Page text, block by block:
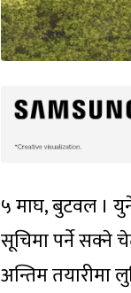
५ माघ, बुटवल ।
सूचिमा पर्ने सक्ने
अन्तिम तयारीमा